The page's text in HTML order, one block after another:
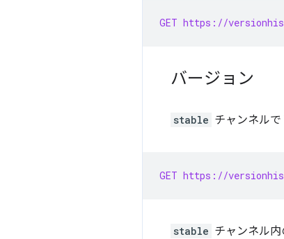
GET https://
バージョン
stable チャンネルで
GET https://
stable チャンネル